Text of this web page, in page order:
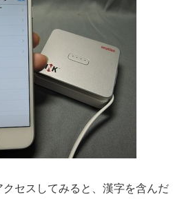
セスしてみると、漢字を含んだ